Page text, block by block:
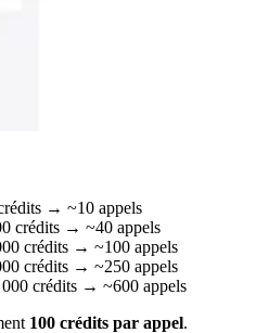
→ ~10 appels
crédits → ~40 appels
crédits → ~100 appels
crédits → ~250 appels
crédits → ~600 appels
100 crédits par appel.